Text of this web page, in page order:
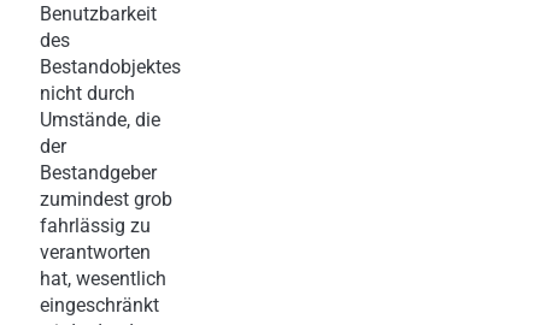
Benutzbarkeit
des
Bestandobjektes
nicht durch
Umstände, die
der
Bestandgeber
zumindest grob
fahrlässig zu
verantworten
hat, wesentlich
eingeschränkt